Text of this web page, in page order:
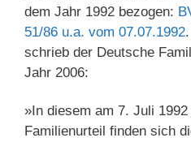
dem Jahr 1992 bezogen:
51/86 u.a. vom 07.07.1992
schrieb der Deutsche
Jahr 2006:
»In diesem am 7. Juli 1992
Familienurteil finden sich